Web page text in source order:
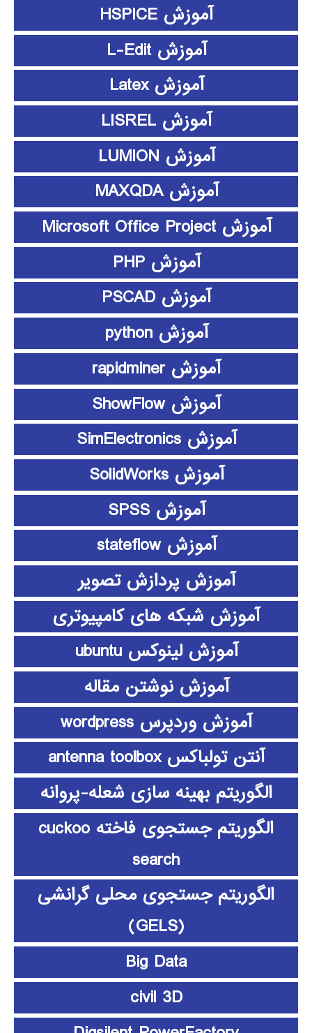
آموزش HSPICE
آموزش L-Edit
آموزش Latex
آموزش LISREL
آموزش LUMION
آموزش MAXQDA
آموزش Microsoft Office Project
آموزش PHP
آموزش PSCAD
آموزش python
آموزش rapidminer
آموزش ShowFlow
آموزش SimElectronics
آموزش SolidWorks
آموزش SPSS
آموزش stateflow
آموزش پردازش تصویر
آموزش شبکه های کامپیوتری
آموزش لینوکس ubuntu
آموزش نوشتن مقاله
آموزش وردپرس wordpress
آنتن تولباکس antenna toolbox
الگوریتم بهینه سازی شعله-پروانه
الگوریتم جستجوی فاخته cuckoo
search
الگوریتم جستجوی محلی گرانشی
(GELS)
Big Data
civil 3D